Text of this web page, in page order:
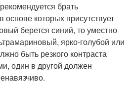
брать
основе которых присутствует
берется синий, то уместно
ярко-голубой или
быть резкого контраста
один в другой должен